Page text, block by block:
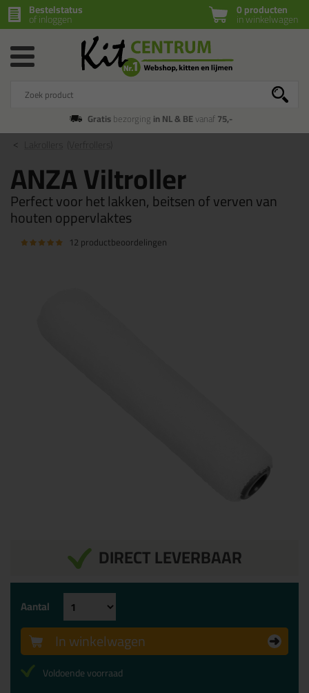
0 producten
in winkelwagen
Bestelstatus
of inloggen
Gratisbezorging in NL & BEvanaf75,-
(Verfrollers)
ANZA Viltroller
Perfect voor het lakken, beitsen of verven van
houten oppervlaktes
12 productbeoordelingen
DIRECT LEVERBAAR
Aantal
In winkelwagen
Voldoende voorraad